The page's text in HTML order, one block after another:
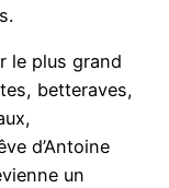
le plus grand
betteraves,
d’Antoine
un